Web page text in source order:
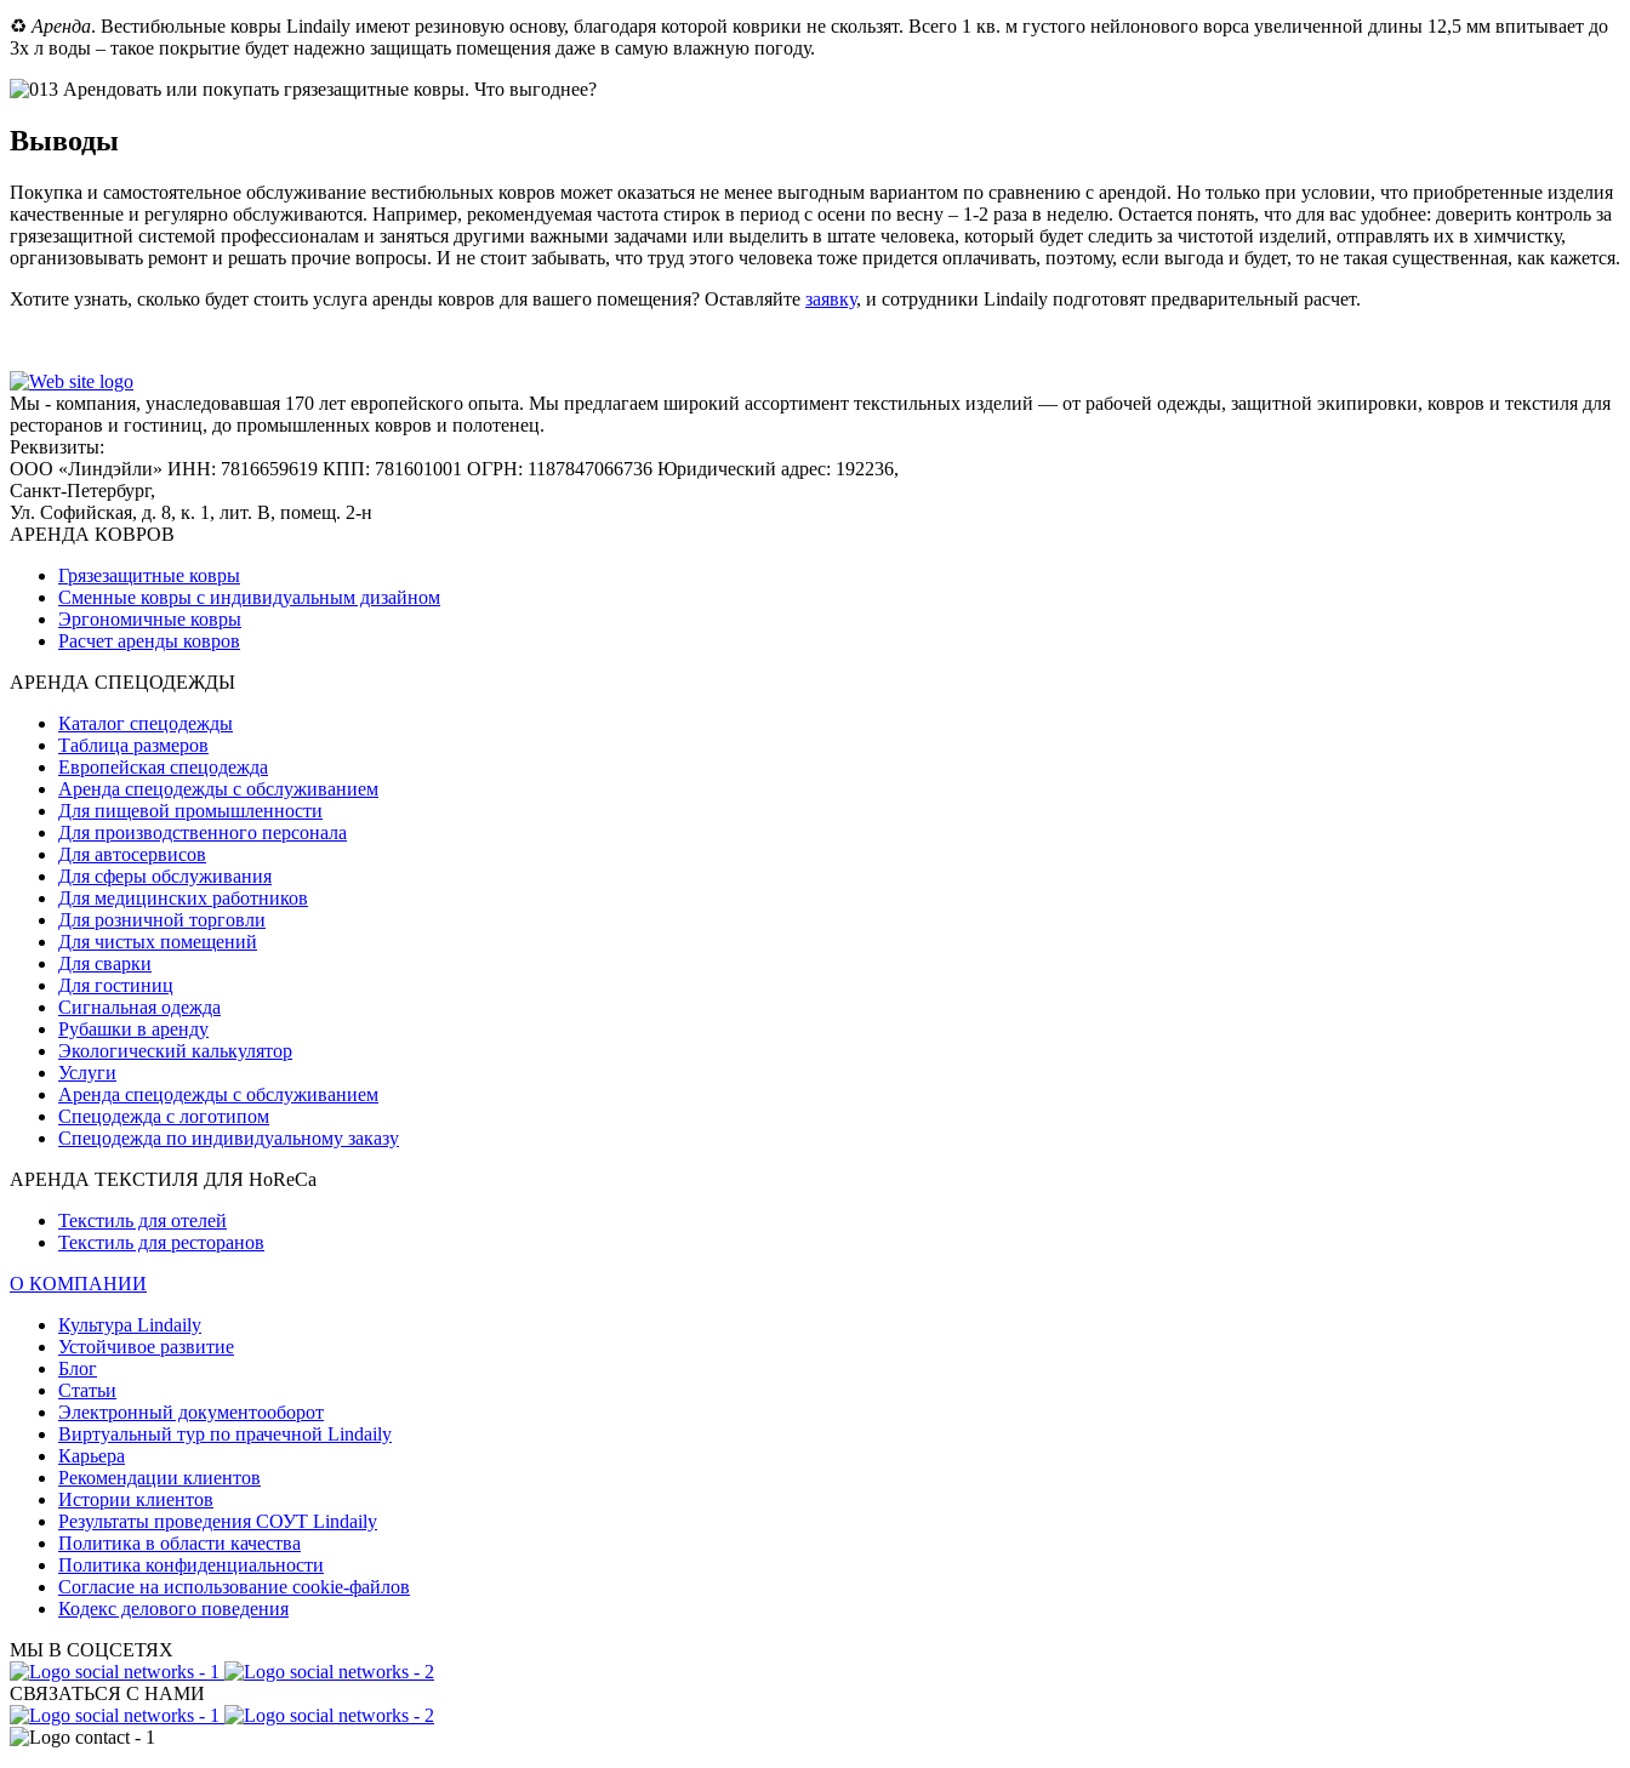
♻️ Аренда. Вестибюльные ковры Lindaily имеют резиновую основу, благодаря которой коврики не скользят. Всего 1 кв. м густого нейлонового ворса увеличенной длины 12,5 мм впитывает до
3х л воды – такое покрытие будет надежно защищать помещения даже в самую влажную погоду.
Выводы
Покупка и самостоятельное обслуживание вестибюльных ковров может оказаться не менее выгодным вариантом по сравнению с арендой. Но только при условии, что приобретенные изделия
качественные и регулярно обслуживаются. Например, рекомендуемая частота стирок в период с осени по весну – 1-2 раза в неделю. Остается понять, что для вас удобнее: доверить контроль за
грязезащитной системой профессионалам и заняться другими важными задачами или выделить в штате человека, который будет следить за чистотой изделий, отправлять их в химчистку,
организовывать ремонт и решать прочие вопросы. И не стоит забывать, что труд этого человека тоже придется оплачивать, поэтому, если выгода и будет, то не такая существенная, как кажется.
Хотите узнать, сколько будет стоить услуга аренды ковров для вашего помещения? Оставляйте заявку, и сотрудники Lindaily подготовят предварительный расчет.
Мы - компания, унаследовавшая 170 лет европейского опыта. Мы предлагаем широкий ассортимент текстильных изделий — от рабочей одежды, защитной экипировки, ковров и текстиля для
ресторанов и гостиниц, до промышленных ковров и полотенец.
Реквизиты:
ООО «Линдэйли» ИНН: 7816659619 КПП: 781601001 ОГРН: 1187847066736 Юридический адрес: 192236,
Санкт-Петербург,
Ул. Софийская, д. 8, к. 1, лит. В, помещ. 2-н
АРЕНДА КОВРОВ
Грязезащитные ковры
Сменные ковры с индивидуальным дизайном
Эргономичные ковры
Расчет аренды ковров
АРЕНДА СПЕЦОДЕЖДЫ
Каталог спецодежды
Таблица размеров
Европейская спецодежда
Аренда спецодежды с обслуживанием
Для пищевой промышленности
Для производственного персонала
Для автосервисов
Для сферы обслуживания
Для медицинских работников
Для розничной торговли
Для чистых помещений
Для сварки
Для гостиниц
Сигнальная одежда
Рубашки в аренду
Экологический калькулятор
Услуги
Аренда спецодежды с обслуживанием
Спецодежда с логотипом
Спецодежда по индивидуальному заказу
АРЕНДА ТЕКСТИЛЯ ДЛЯ HoReCa
Текстиль для отелей
Текстиль для ресторанов
О КОМПАНИИ
Культура Lindaily
Устойчивое развитие
Блог
Статьи
Электронный документооборот
Виртуальный тур по прачечной Lindaily
Карьера
Рекомендации клиентов
Истории клиентов
Результаты проведения СОУТ Lindaily
Политика в области качества
Политика конфиденциальности
Согласие на использование cookie-файлов
Кодекс делового поведения
МЫ В СОЦСЕТЯХ
СВЯЗАТЬСЯ С НАМИ